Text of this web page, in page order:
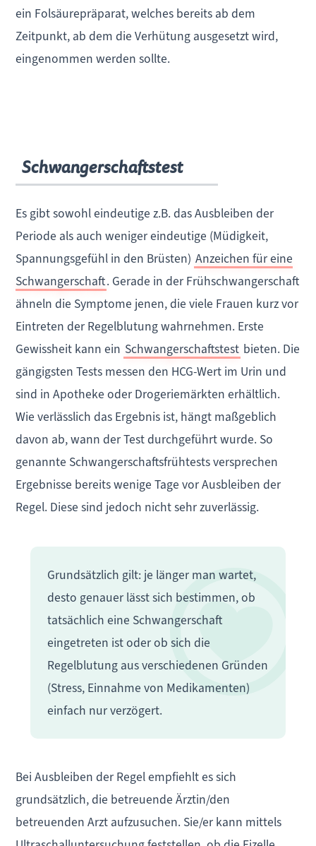
ein Folsäurepräparat, welches bereits ab dem
Zeitpunkt, ab dem die Verhütung ausgesetzt wird,
eingenommen werden sollte.
Schwangerschaftstest
Es gibt sowohl eindeutige z.B. das Ausbleiben der
Periode als auch weniger eindeutige (Müdigkeit,
Spannungsgefühl in den Brüsten) Anzeichen für eine
Schwangerschaft. Gerade in der Frühschwangerschaft
ähneln die Symptome jenen, die viele Frauen kurz vor
Eintreten der Regelblutung wahrnehmen. Erste
Gewissheit kann ein Schwangerschaftstest bieten. Die
gängigsten Tests messen den HCG-Wert im Urin und
sind in Apotheke oder Drogeriemärkten erhältlich.
Wie verlässlich das Ergebnis ist, hängt maßgeblich
davon ab, wann der Test durchgeführt wurde. So
genannte Schwangerschaftsfrühtests versprechen
Ergebnisse bereits wenige Tage vor Ausbleiben der
Regel. Diese sind jedoch nicht sehr zuverlässig.
Grundsätzlich gilt: je länger man wartet,
desto genauer lässt sich bestimmen, ob
tatsächlich eine Schwangerschaft
eingetreten ist oder ob sich die
Regelblutung aus verschiedenen Gründen
(Stress, Einnahme von Medikamenten)
einfach nur verzögert.
Bei Ausbleiben der Regel empfiehlt es sich
grundsätzlich, die betreuende Ärztin/den
betreuenden Arzt aufzusuchen. Sie/er kann mittels